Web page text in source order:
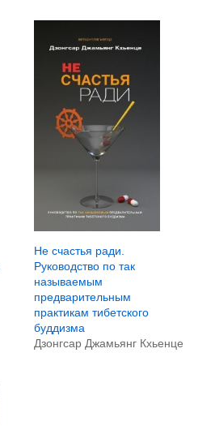
Не счастья ради.
Руководство по так
называемым
предварительным
практикам тибетского
буддизма
Дзонгсар Джамьянг Кхьенце